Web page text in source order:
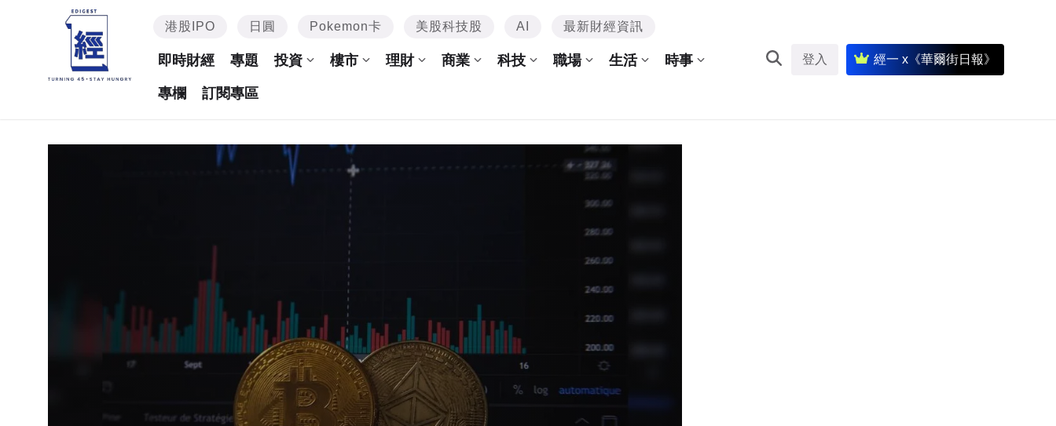
港股IPO 日圓 Pokemon卡 美股科技股 AI 最新財經資訊
即時財經 專題 投資 樓市 理財 商業 科技 職場 生活 時事
專欄 訂閱專區
登入 經一 x《華爾街日報》